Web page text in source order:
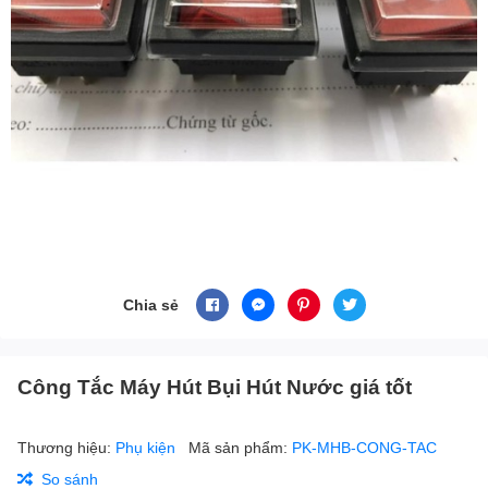
Chia sẻ
Công Tắc Máy Hút Bụi Hút Nước giá tốt
Thương hiệu: Phụ kiện Mã sản phẩm: PK-MHB-CONG-TAC
So sánh